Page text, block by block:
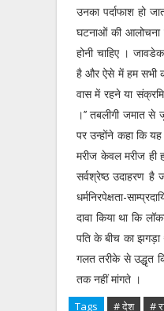
उनका पर्दाफाश हो
घटनाओं की आलोचना
होनी चाहिए ।
है और ऐसे में हम सभी
वास में रहने या
।’’ तबलीगी जमात
पर उन्होंने कहा कि
मरीज केवल मरीज ही
सर्वश्रेष्ठ उदाहरण है
धर्मनिरपेक्षता-
दावा किया था कि
पति के बीच का झगड़ा
गलत तरीके से उद्धृत
तक नहीं मांगते ।
Tags # देश #